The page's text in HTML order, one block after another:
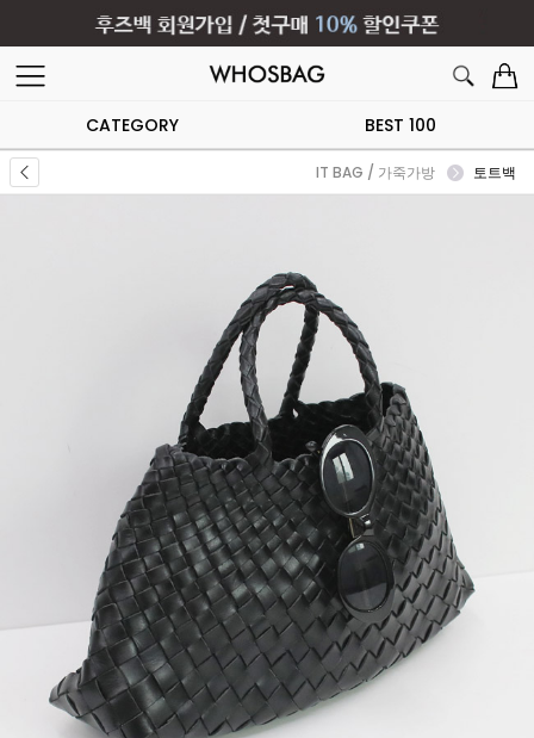
CATEGORY BEST 100
IT BAG / 가죽가방 토트백